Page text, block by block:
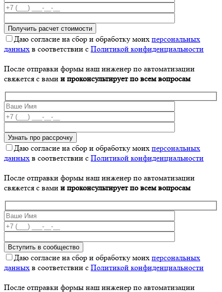
Даю согласие на сбор и обработку моих персональных
данных в соответствии с Политикой конфиденциальности
После отправки формы наш инженер по автоматизации
свяжется с вами и проконсультирует по всем вопросам
Даю согласие на сбор и обработку моих персональных
данных в соответствии с Политикой конфиденциальности
После отправки формы наш инженер по автоматизации
свяжется с вами и проконсультирует по всем вопросам
Даю согласие на сбор и обработку моих персональных
данных в соответствии с Политикой конфиденциальности
После отправки формы наш инженер по автоматизации